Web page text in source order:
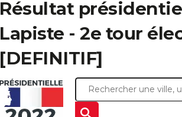
Résultat
Lapiste - 2e tour
[DEFINITIF]